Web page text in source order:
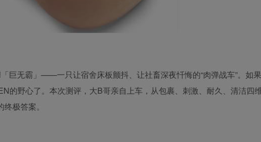
巨无霸」——一只让宿舍床板颤抖、让社畜深夜忏悔的“肉弹战车”。如果
的野心了。本次测评，大B哥亲自上车，从包裹、刺激、耐久、清洁四
极答案。